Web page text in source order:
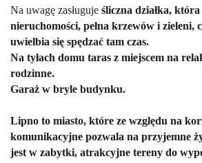
Na uwagę zasługuje śliczna działka,
nieruchomości, pełna krzewów i zieleni,
uwielbia się spędzać tam czas.
Na tyłach domu taras z miejscem na
rodzinne.
Garaż w bryle budynku.
Lipno to miasto, które ze względu na
komunikacyjne pozwala na przyjemne
jest w zabytki, atrakcyjne tereny do